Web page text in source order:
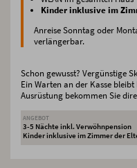
Kinder inklusive im
Anreise Sonntag oder
verlängerbar.
Schon gewusst? Vergünstige
Ein Warten an der Kasse
Ausrüstung bekommen Sie
ANGEBOT
3-5 Nächte inkl. Verwöhnpension
Kinder inklusive im Zimmer der